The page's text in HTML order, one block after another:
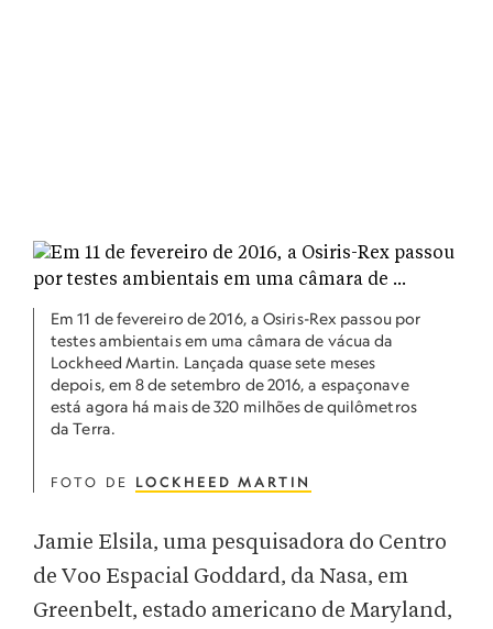
Em 11 de fevereiro de 2016, a Osiris-Rex passou por
testes ambientais em uma câmara de vácua da
Lockheed Martin. Lançada quase sete meses
depois, em 8 de setembro de 2016, a espaçonave
está agora há mais de 320 milhões de quilômetros
da Terra.
FOTO DE LOCKHEED MARTIN
Jamie Elsila, uma pesquisadora do Centro
de Voo Espacial Goddard, da Nasa, em
Greenbelt, estado americano de Maryland,